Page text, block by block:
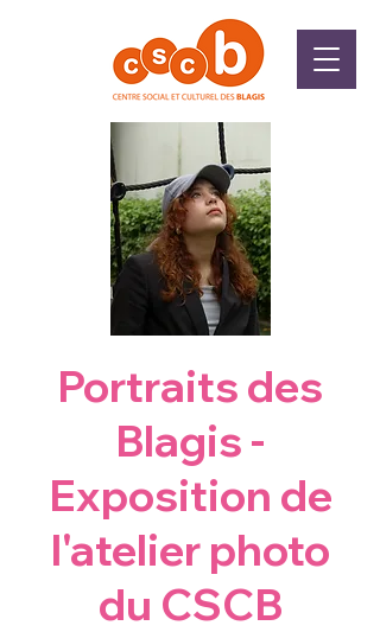
Portraits des
Blagis -
Exposition de
l'atelier photo
du CSCB